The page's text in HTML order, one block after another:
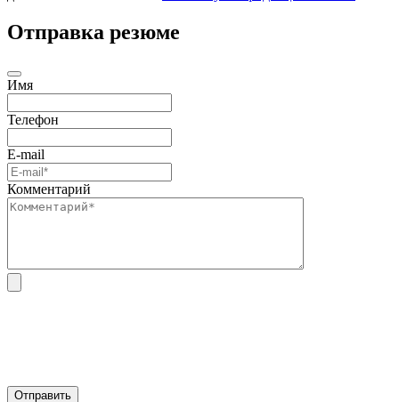
Отправка резюме
Имя
Телефон
E-mail
Комментарий